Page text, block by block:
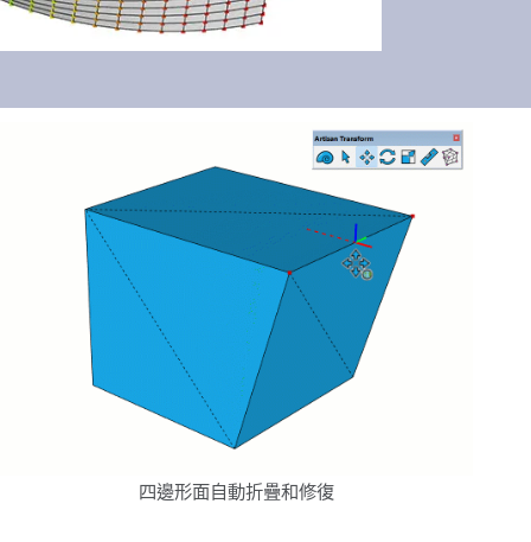
四邊形面自動折疊和修復